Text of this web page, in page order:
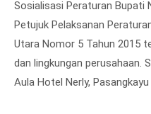
Sosialisasi Peraturan Bupati
Petujuk Pelaksanan
Utara Nomor 5 Tahun 2015
dan lingkungan perusahaan.
Aula Hotel Nerly,